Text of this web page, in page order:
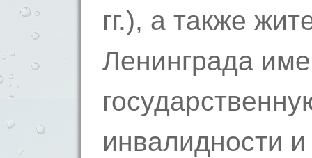
гг.), а также
Ленинграда
инвалидности